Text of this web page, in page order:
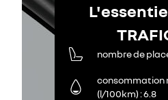
nombre de
consommation
(l/100km) 6.8